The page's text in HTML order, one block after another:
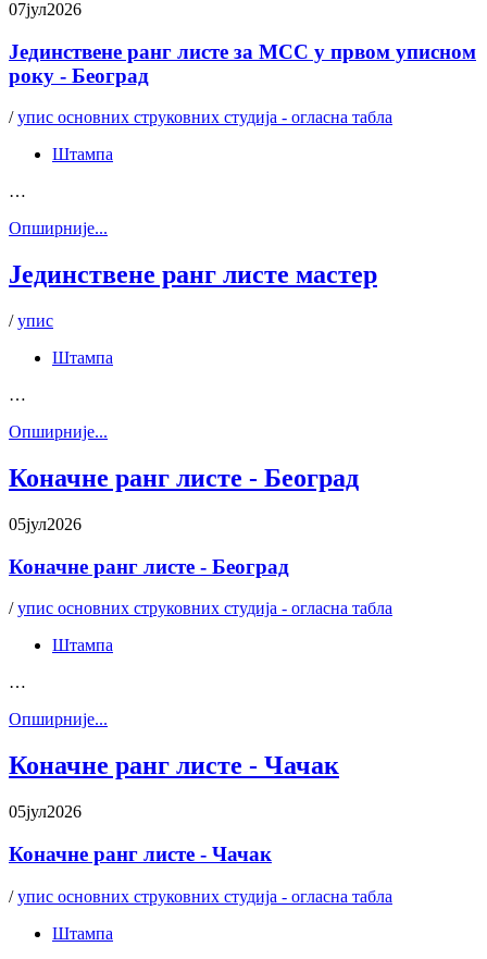
07јул2026
Јединствене ранг листе за МСС у првом уписном
року - Београд
/упис основних струковних студија - огласна табла
Штампа
…
Oпширније...
Jединствене ранг листе мастер
/упис
Штампа
…
Oпширније...
Коначне ранг листе - Београд
05јул2026
Коначне ранг листе - Београд
/упис основних струковних студија - огласна табла
Штампа
…
Oпширније...
Коначне ранг листе - Чачак
05јул2026
Коначне ранг листе - Чачак
/упис основних струковних студија - огласна табла
Штампа